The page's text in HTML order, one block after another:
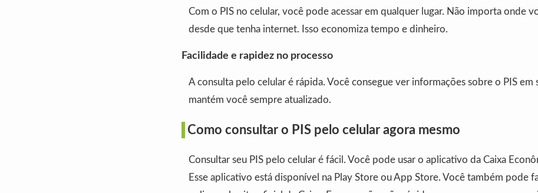
Com o PIS no celular, você pode acessar em qualquer lugar. Não importa onde
desde que tenha internet. Isso economiza tempo e dinheiro.
Facilidade e rapidez no processo
A consulta pelo celular é rápida. Você consegue ver informações sobre o PIS em
mantém você sempre atualizado.
Como consultar o PIS pelo celular agora mesmo
Consultar seu PIS pelo celular é fácil. Você pode usar o aplicativo da Caixa
Esse aplicativo está disponível na Play Store ou App Store. Você também pode